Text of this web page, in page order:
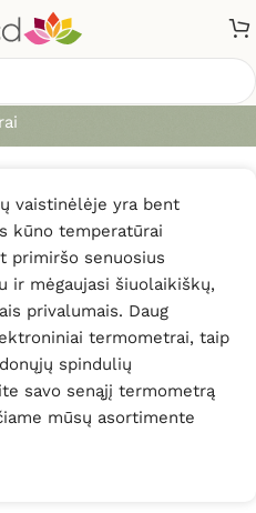
vaistinėlėje yra bent
kūno temperatūrai
primiršo senuosius
ir mėgaujasi šiuolaikiškų,
privalumais. Daug
termometrai, taip
spindulių
savo senąjį termometrą
mūsų asortimente